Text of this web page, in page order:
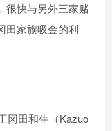
很快与另外三家赌
田家族吸金的利
冈田和生（Kazuo